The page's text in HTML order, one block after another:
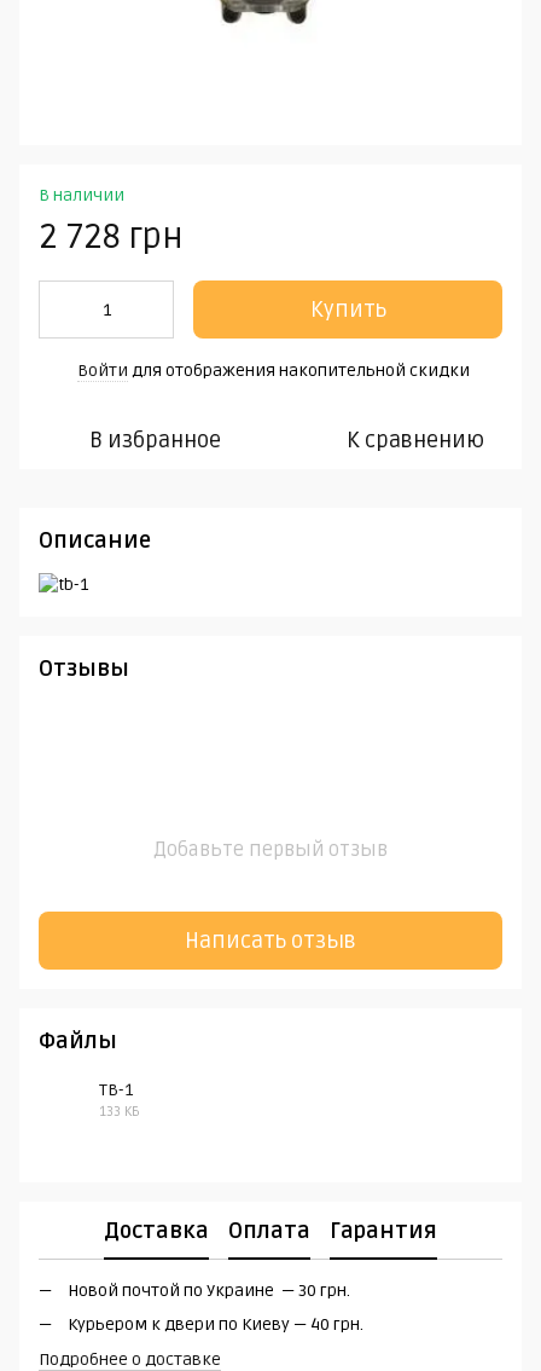
В наличии
2 728 грн
Купить
Войти для отображения накопительной скидки
В избранное К сравнению
Описание
Отзывы
Добавьте первый отзыв
Написать отзыв
Файлы
TB-1
133 КБ
Доставка Оплата Гарантия
Новой почтой по Украине — 30 грн.
Курьером к двери по Киеву — 40 грн.
Подробнее о доставке